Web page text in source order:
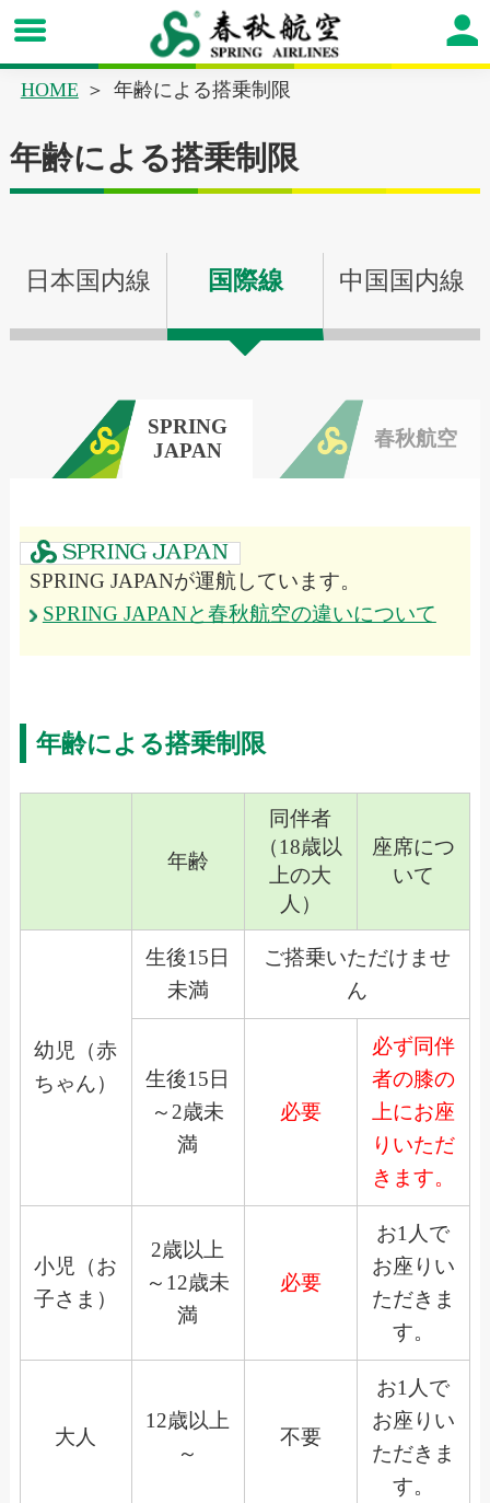
HOME 年齢による搭乗制限
年齢による搭乗制限
日本国内線 国際線 中国国内線
SPRING
JAPAN
春秋航空
SPRING JAPANが運航しています。
SPRING JAPANと春秋航空の違いについて
年齢による搭乗制限
年齢
同伴者
（18歳以
上の大
人）
座席につ
いて
幼児（赤
ちゃん）
生後15日
未満
ご搭乗いただけませ
ん
生後15日
～2歳未
満
必要
必ず同伴
者の膝の
上にお座
りいただ
きます。
小児（お
子さま）
2歳以上
～12歳未
満
必要
お1人で
お座りい
ただきま
す。
大人
12歳以上
～
不要
お1人で
お座りい
ただきま
す。